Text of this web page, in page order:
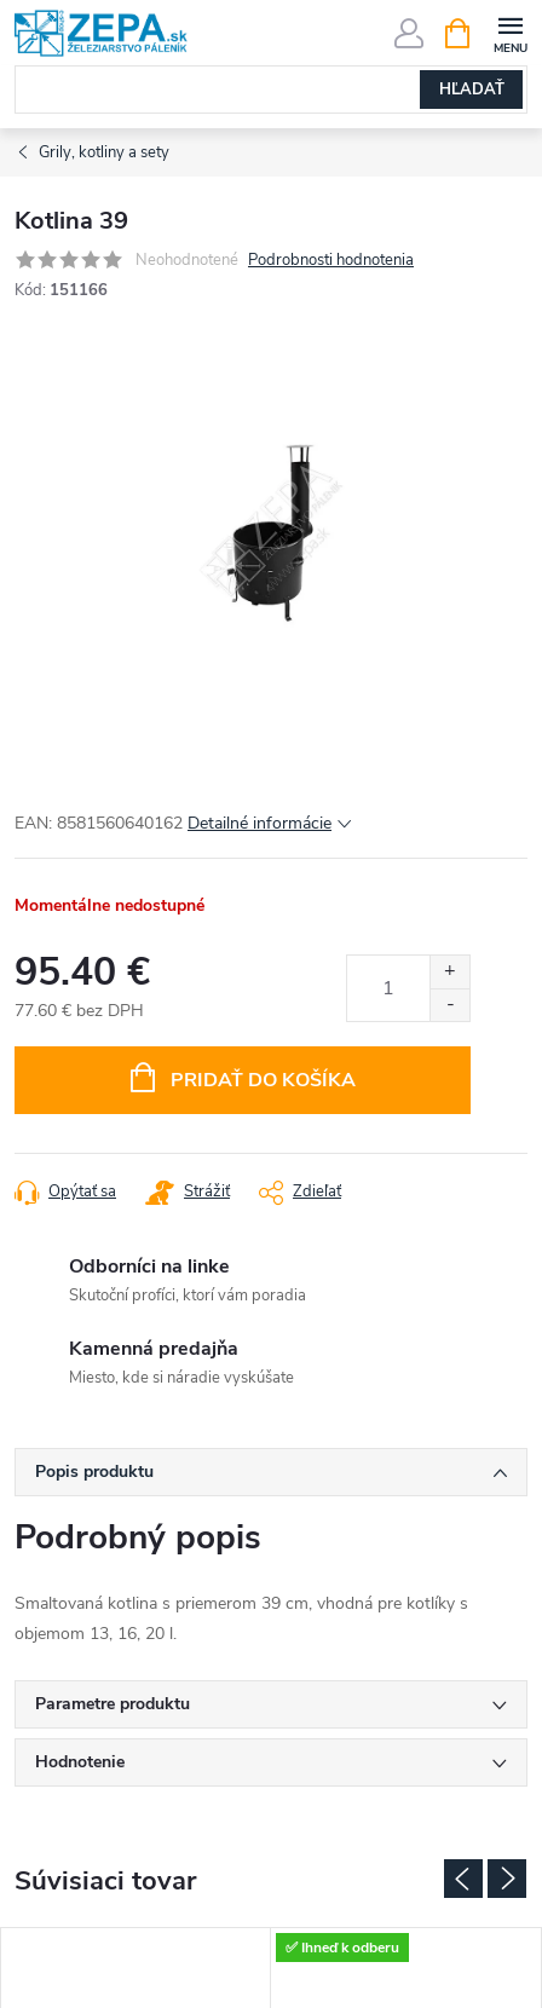
Prejsť
na
obsah
HĽADAŤ
KOŠÍK
Grily, kotliny a sety
Kotlina 39
Neohodnotené Podrobnosti hodnotenia
Kód: 151166
EAN: 8581560640162 Detailné informácie
Momentálne nedostupné
95.40 €
77.60 € bez DPH
PRIDAŤ DO KOŠÍKA
Opýtať sa Strážiť Zdieľať
Odborníci na linke
Skutoční profíci, ktorí vám poradia
Kamenná predajňa
Miesto, kde si náradie vyskúšate
Popis produktu
Podrobný popis
Smaltovaná kotlina s priemerom 39 cm, vhodná pre kotlíky s
objemom 13, 16, 20 l.
Parametre produktu
Hodnotenie
Súvisiaci tovar
✅ Ihneď k odberu